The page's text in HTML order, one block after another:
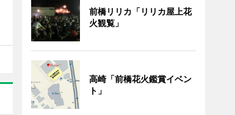
前橋リリカ「リリカ屋上花
火観覧」
高崎「前橋花火鑑賞イベン
ト」